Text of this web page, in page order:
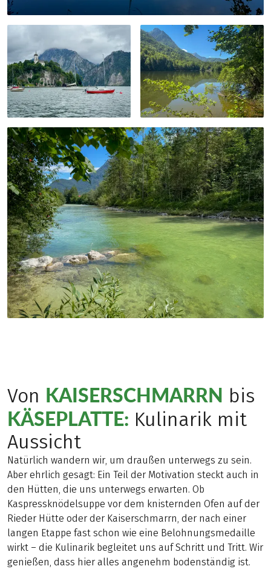
Von KAISERSCHMARRN bis
KÄSEPLATTE: Kulinarik mit
Aussicht
Natürlich wandern wir, um draußen unterwegs zu sein.
Aber ehrlich gesagt: Ein Teil der Motivation steckt auch in
den Hütten, die uns unterwegs erwarten. Ob
Kaspressknödelsuppe vor dem knisternden Ofen auf der
Rieder Hütte oder der Kaiserschmarrn, der nach einer
langen Etappe fast schon wie eine Belohnungsmedaille
wirkt – die Kulinarik begleitet uns auf Schritt und Tritt. Wir
genießen, dass hier alles angenehm bodenständig ist.